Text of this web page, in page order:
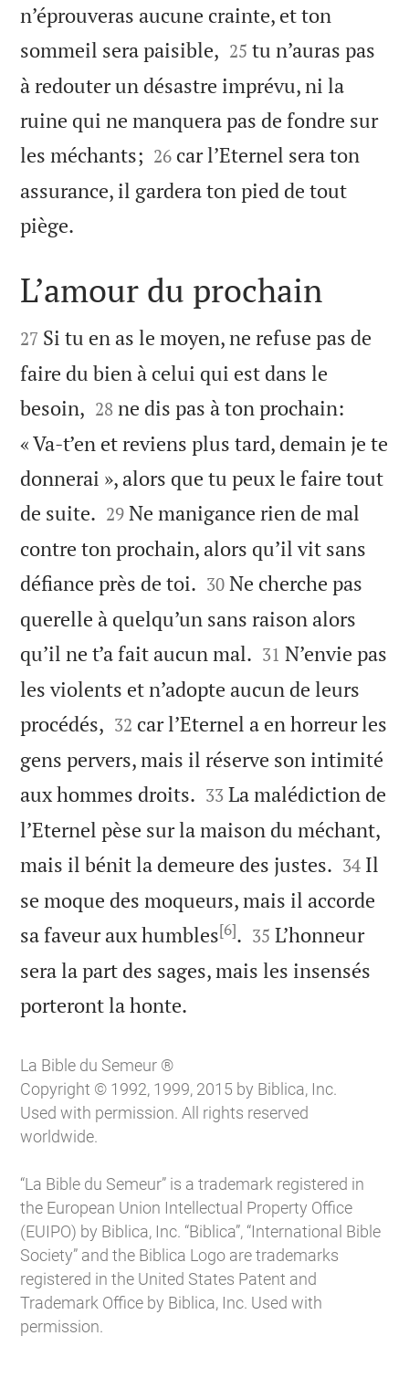
n’éprouveras aucune crainte, et ton
sommeil sera paisible, 

25 tu n’auras pas
à redouter un désastre imprévu, ni la
ruine qui ne manquera pas de fondre sur
les méchants; 

26 car l’Eternel sera ton
assurance, il gardera ton pied de tout
piège.

L’amour du prochain

27 Si tu en as le moyen, ne refuse pas de
faire du bien à celui qui est dans le
besoin, 

28 ne dis pas à ton prochain:
« Va-t’en et reviens plus tard, demain je te
donnerai », alors que tu peux le faire tout
de suite. 

29 Ne manigance rien de mal
contre ton prochain, alors qu’il vit sans
défiance près de toi. 

30 Ne cherche pas
querelle à quelqu’un sans raison alors
qu’il ne t’a fait aucun mal. 

31 N’envie pas
les violents et n’adopte aucun de leurs
procédés, 

32 car l’Eternel a en horreur les
gens pervers, mais il réserve son intimité
aux hommes droits. 

33 La malédiction de
l’Eternel pèse sur la maison du méchant,
mais il bénit la demeure des justes. 

34 Il
se moque des moqueurs, mais il accorde
sa faveur aux humbles[6]. 

35 L’honneur
sera la part des sages, mais les insensés
porteront la honte.
La Bible du Semeur ®
Copyright © 1992, 1999, 2015 by Biblica, Inc.
Used with permission. All rights reserved
worldwide.
“La Bible du Semeur” is a trademark registered in
the European Union Intellectual Property Office
(EUIPO) by Biblica, Inc. “Biblica”, “International Bible
Society” and the Biblica Logo are trademarks
registered in the United States Patent and
Trademark Office by Biblica, Inc. Used with
permission.